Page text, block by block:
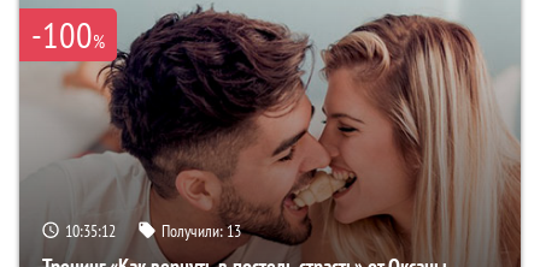
-100%
10:35:11 Получили:13